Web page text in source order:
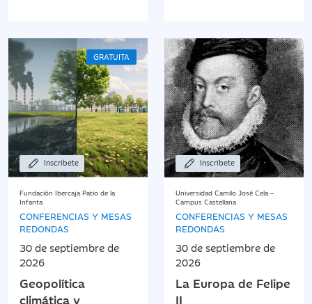
GRATUITA
Inscríbete
Fundación Ibercaja Patio de la
Infanta
CONFERENCIAS Y MESAS
REDONDAS
30 de septiembre de
2026
Geopolítica
climática y
Inscríbete
Universidad Camilo José Cela –
Campus Castellana
CONFERENCIAS Y MESAS
REDONDAS
30 de septiembre de
2026
La Europa de Felipe
II